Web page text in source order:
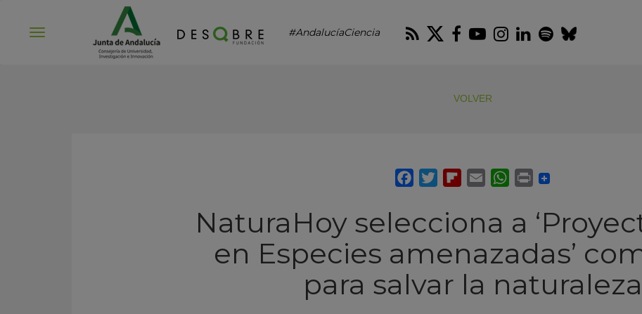
#AndalucíaCiencia RSS Twitter
Facebook
Youtube
Instagram
LinkedIn
Spotify
Bluesky
VOLVER
NaturaHoy selecciona a
en Especies amenazadas’
para salvar la naturaleza